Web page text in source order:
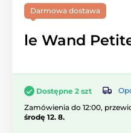
Darmowa dostawa
le Wand
Dostępne 2 szt
Zamówienia do 12:00,
środę 12. 8.